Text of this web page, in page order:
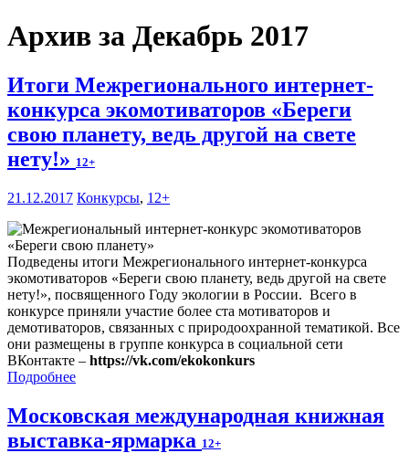
Архив за Декабрь 2017
Итоги Межрегионального интернет-
конкурса экомотиваторов «Береги
свою планету, ведь другой на свете
нету!» 12+
21.12.2017 Конкурсы, 12+
Подведены итоги Межрегионального интернет-конкурса
экомотиваторов «Береги свою планету, ведь другой на свете
нету!», посвященного Году экологии в России. Всего в
конкурсе приняли участие более ста мотиваторов и
демотиваторов, связанных с природоохранной тематикой. Все
они размещены в группе конкурса в социальной сети
ВКонтакте – https://vk.com/ekokonkurs
Подробнее
Московская международная книжная
выставка-ярмарка 12+